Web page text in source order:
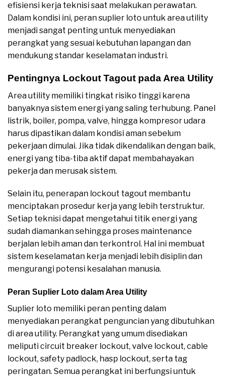
efisiensi kerja teknisi saat melakukan perawatan.
Dalam kondisi ini, peran suplier loto untuk area utility
menjadi sangat penting untuk menyediakan
perangkat yang sesuai kebutuhan lapangan dan
mendukung standar keselamatan industri.
Pentingnya Lockout Tagout pada Area Utility
Area utility memiliki tingkat risiko tinggi karena
banyaknya sistem energi yang saling terhubung. Panel
listrik, boiler, pompa, valve, hingga kompresor udara
harus dipastikan dalam kondisi aman sebelum
pekerjaan dimulai. Jika tidak dikendalikan dengan baik,
energi yang tiba-tiba aktif dapat membahayakan
pekerja dan merusak sistem.
Selain itu, penerapan lockout tagout membantu
menciptakan prosedur kerja yang lebih terstruktur.
Setiap teknisi dapat mengetahui titik energi yang
sudah diamankan sehingga proses maintenance
berjalan lebih aman dan terkontrol. Hal ini membuat
sistem keselamatan kerja menjadi lebih disiplin dan
mengurangi potensi kesalahan manusia.
Peran Suplier Loto dalam Area Utility
Suplier loto memiliki peran penting dalam
menyediakan perangkat penguncian yang dibutuhkan
di area utility. Perangkat yang umum disediakan
meliputi circuit breaker lockout, valve lockout, cable
lockout, safety padlock, hasp lockout, serta tag
peringatan. Semua perangkat ini berfungsi untuk